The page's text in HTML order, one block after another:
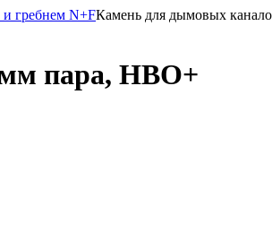
и гребнем N+FКамень для дымовых
пара, HBO+